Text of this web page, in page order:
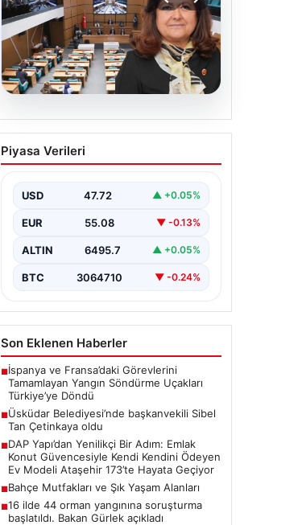
Üsküdar Belediyesi’nde
başkanvekili Sibel Tan
Piyasa Verileri
USD 47.72 ▲ +0.05%
EUR 55.08 ▼ -0.13%
ALTIN 6495.7 ▲ +0.05%
BTC 3064710 ▼ -0.24%
Son Eklenen Haberler
■İspanya ve Fransa’daki Görevlerini
Tamamlayan Yangın Söndürme Uçakları
Türkiye’ye Döndü
■Üsküdar Belediyesi’nde başkanvekili Sibel
Tan Çetinkaya oldu
■DAP Yapı’dan Yenilikçi Bir Adım: Emlak
Konut Güvencesiyle Kendi Kendini Ödeyen
Ev Modeli Ataşehir 173’te Hayata Geçiyor
■Bahçe Mutfakları ve Şık Yaşam Alanları
■16 ilde 44 orman yangınına soruşturma
başlatıldı. Bakan Gürlek açıkladı